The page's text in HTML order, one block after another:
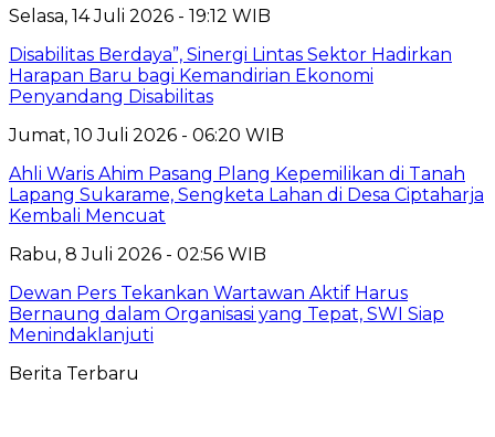
Selasa, 14 Juli 2026 - 19:12 WIB
Disabilitas Berdaya”, Sinergi Lintas Sektor Hadirkan
Harapan Baru bagi Kemandirian Ekonomi
Penyandang Disabilitas
Jumat, 10 Juli 2026 - 06:20 WIB
Ahli Waris Ahim Pasang Plang Kepemilikan di Tanah
Lapang Sukarame, Sengketa Lahan di Desa Ciptaharja
Kembali Mencuat
Rabu, 8 Juli 2026 - 02:56 WIB
Dewan Pers Tekankan Wartawan Aktif Harus
Bernaung dalam Organisasi yang Tepat, SWI Siap
Menindaklanjuti
Berita Terbaru